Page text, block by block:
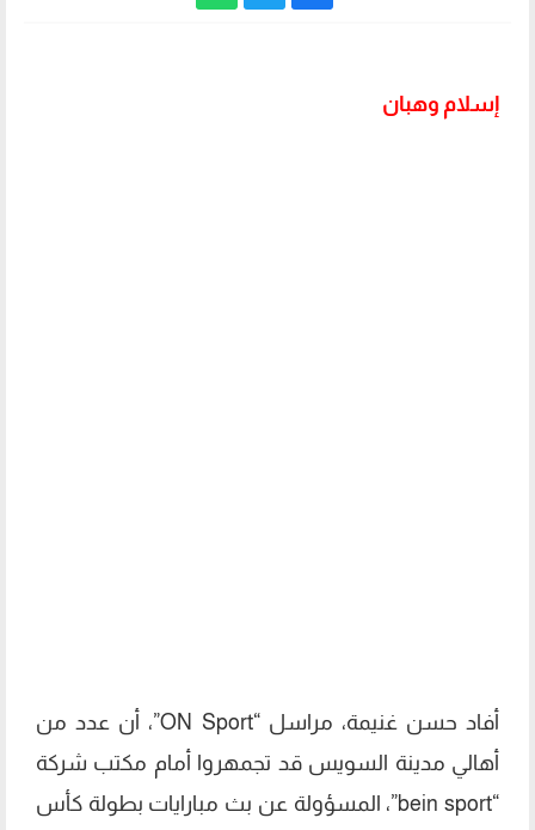
إسلام وهبان
أفاد حسن غنيمة، مراسل “ON Sport”، أن عدد من
أهالي مدينة السويس قد تجمهروا أمام مكتب شركة
“bein sport”، المسؤولة عن بث مبارايات بطولة كأس